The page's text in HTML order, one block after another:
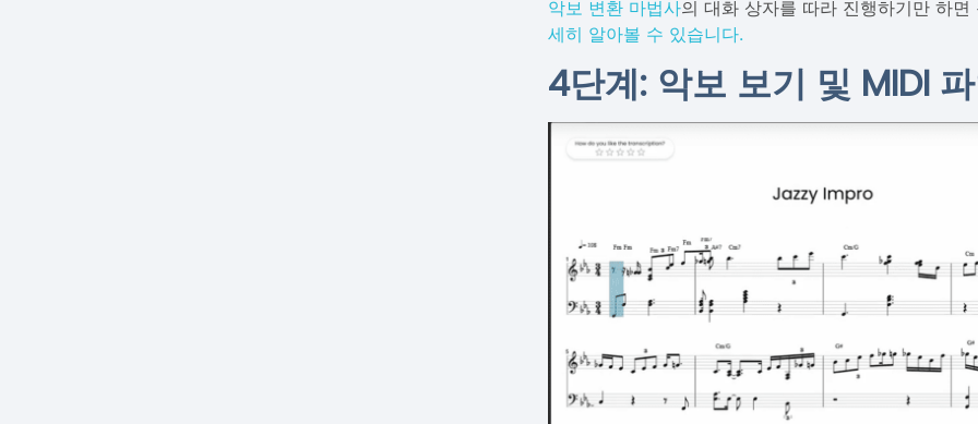
악보 변환 마법사의 대화 상자를 따라 진행하기만 하면
세히 알아볼 수 있습니다.
4단계: 악보 보기 및 MIDI